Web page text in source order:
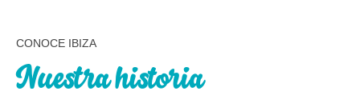
Propuestas para todos los gustos
AGENDA
CONOCE IBIZA
Nuestra historia